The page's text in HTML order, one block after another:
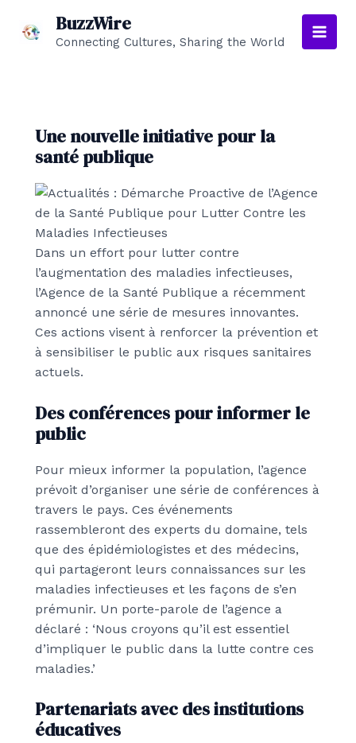
BuzzWire
Connecting Cultures, Sharing the World
Main
Une nouvelle initiative pour la
santé publique
Dans un effort pour lutter contre
l’augmentation des maladies infectieuses,
l’Agence de la Santé Publique a récemment
annoncé une série de mesures innovantes.
Ces actions visent à renforcer la prévention et
à sensibiliser le public aux risques sanitaires
actuels.
Des conférences pour informer le
public
Pour mieux informer la population, l’agence
prévoit d’organiser une série de conférences à
travers le pays. Ces événements
rassembleront des experts du domaine, tels
que des épidémiologistes et des médecins,
qui partageront leurs connaissances sur les
maladies infectieuses et les façons de s’en
prémunir. Un porte-parole de l’agence a
déclaré : ‘Nous croyons qu’il est essentiel
d’impliquer le public dans la lutte contre ces
maladies.’
Partenariats avec des institutions
éducatives